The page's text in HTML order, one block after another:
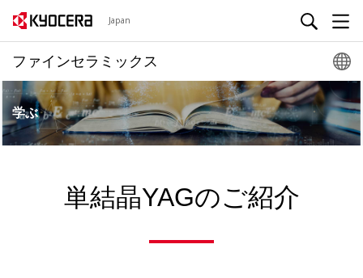
Japan
ファインセラミックス
学ぶ
単結晶YAGのご紹介